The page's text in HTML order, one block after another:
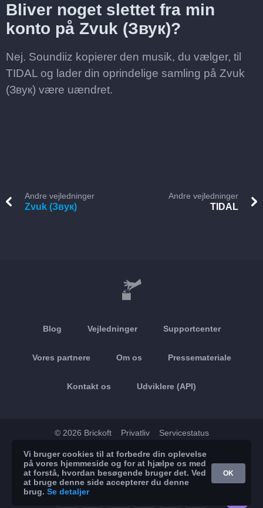
Bliver noget slettet fra min
konto på Zvuk (Звук)?
Nej. Soundiiz kopierer den musik, du vælger, til
TIDAL og lader din oprindelige samling på Zvuk
(Звук) være uændret.
Andre vejledninger
Zvuk (Звук)
Andre vejledninger
TIDAL
Blog Vejledninger Supportcenter
Vores partnere Om os Pressemateriale
Kontakt os Udviklere (API)
© 2026 Brickoft Privatliv Servicestatus
App Store Google Play
Vi bruger cookies til at forbedre din oplevelse
på vores hjemmeside og for at hjælpe os med
at forstå, hvordan besøgende bruger det. Ved
at bruge denne side accepterer du denne
brug. Se detaljer
OK